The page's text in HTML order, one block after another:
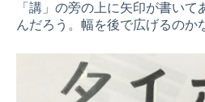
「講」の旁の上に矢印が書いて
んだろう。幅を後で広げるのか